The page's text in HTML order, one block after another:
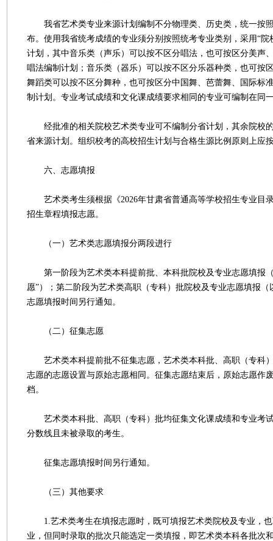
我省艺术类专业来源计划编制不分物理类、历史类，统一按
布。使用我省统考成绩的专业须分别按照统考专业类别，采用“院
计划，其中音乐类（声乐）可以按不区分唱法，也可按区分美声
唱法编制计划；音乐类（器乐）可以按不区分乐器种类，也可按
舞蹈类可以按不区分舞种，也可按区分中国舞、芭蕾舞、国际标
制计划。专业考试成绩和文化课成绩要求相同的专业可编制在同
经批准的相关院校艺术类专业可不编制分省计划，其余院校
省来源计划。组织校考的高校招生计划与合格生源比例原则上应
六、志愿填报
艺术类考生须根据《2026年甘肃省普通高等学校招生专业目
招生章程填报志愿。
（一）艺术类志愿填报分两段进行
第一阶段为艺术类本科提前批、本科批院校及专业志愿填报
愿”）；第二阶段为艺术类高职（专科）批院校及专业志愿填报（
志愿填报时间另行通知。
（二）征集志愿
艺术类本科提前批不征集志愿，艺术类本科批、高职（专科
志愿的志愿设置与原始志愿相同。征集志愿结束后，原始志愿作
档。
艺术类本科批、高职（专科）批均征集文化课成绩和专业考
分数线且未被录取的考生。
征集志愿填报时间另行通知。
（三）其他要求
1.艺术类考生在填报志愿时，既可填报艺术类院校及专业，也
业，但同时录取的批次只能选定一类填报，即艺术类本科各批次